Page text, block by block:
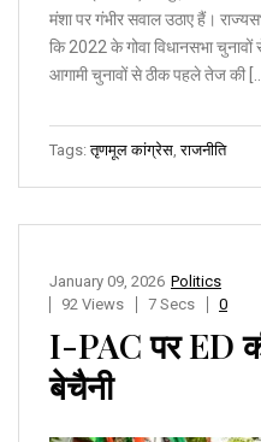
मंशा पर गंभीर सवाल उठाए हैं।
कि 2022 के गोवा विधानसभा
आगामी चुनावों से ठीक पहले तेज की […]
Tags:तृणमूल कांग्रेस ,राजनीति
Politics
January 09, 2026
92 Views
7 Secs 0
I-PAC पर ED की
बेचैनी